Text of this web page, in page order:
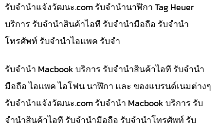
รับจํานําแจ้งวัฒนะ.com รับจำนำนาฬิกา Tag Heuer
บริการ รับจำนำสินค้าไอที รับจำนำมือถือ รับจำนำ
โทรศัพท์ รับจำนำไอแพค รับจำ
รับจำนำ Macbook บริการ รับจำนำสินค้าไอที รับจำนำ
มือถือ ไอแพค ไอโฟน นาฬิกา และ ของแบรนด์เนมต่างๆ
รับจํานําแจ้งวัฒนะ.com รับจำนำ Macbook บริการ รับ
จำนำสินค้าไอที รับจำนำมือถือ รับจำนำโทรศัพท์ รับ